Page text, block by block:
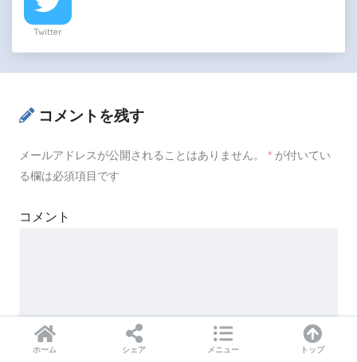
Twitter
コメントを残す
メールアドレスが公開されることはありません。 * が付いてい
る欄は必須項目です
コメント
ホーム シェア メニュー トップ